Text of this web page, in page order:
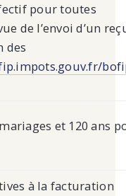
pour toutes
de l’envoi d’un
des
et 120 ans
à la facturation